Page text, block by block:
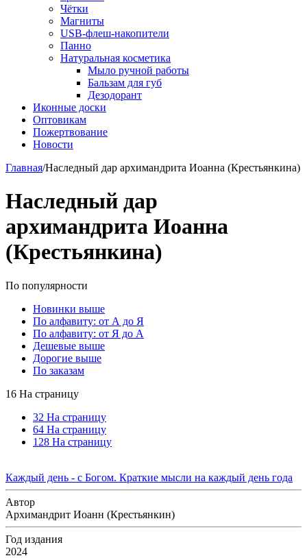
Чётки
Магниты
USB-флеш-накопители
Панно
Натуральная косметика
Мыло ручной работы
Бальзам для губ
Дезодорант
Иконные доски
Оптовикам
Пожертвование
Новости
Главная/Наследный дар архимандрита Иоанна (Крестьянкина)
Наследный дар
архимандрита Иоанна
(Крестьянкина)
По популярности
Новинки выше
По алфавиту: от А до Я
По алфавиту: от Я до А
Дешевые выше
Дорогие выше
По заказам
16 На страницу
32 На страницу
64 На страницу
128 На страницу
Каждый день - с Богом. Краткие мысли на каждый день года
Автор
Архимандрит Иоанн (Крестьянкин)
Год издания
2024